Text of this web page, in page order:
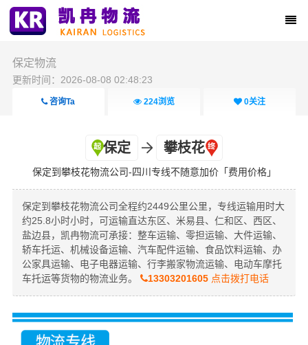
保定物流
更新时间：2026-08-08 02:48:23
咨询Ta 224浏览 0关注
保定 攀枝花
保定到攀枝花物流公司-四川专线不随意加价「费用价格」
保定到攀枝花物流公司全程约2449公里公里，专线运输用时大
约25.8小时小时，可运输直达东区、米易县、仁和区、西区、
盐边县，凯冉物流可承接：整车运输、零担运输、大件运输、
轿车托运、机械设备运输、汽车配件运输、食品饮料运输、办
公家具运输、电子电器运输、行李搬家物流运输、电动车摩托
车托运等货物的物流业务。
13303201605点击拨打电话